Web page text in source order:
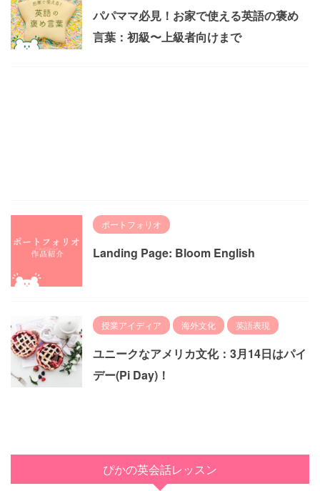
パパママ必見！お家で使える英語の褒め
言葉：初級〜上級者向けまで
ポートフォリオ
Landing Page: Bloom English
授業アイディア 海外文化 英語表現
ユニークなアメリカ文化：3月14日はパイ
デー(Pi Day)！
ぴかの英会話レッスン